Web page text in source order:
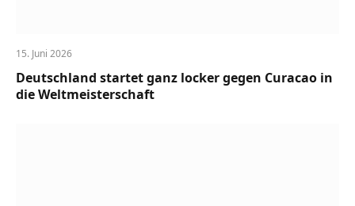
15. Juni 2026
Deutschland startet ganz locker gegen Curacao in
die Weltmeisterschaft